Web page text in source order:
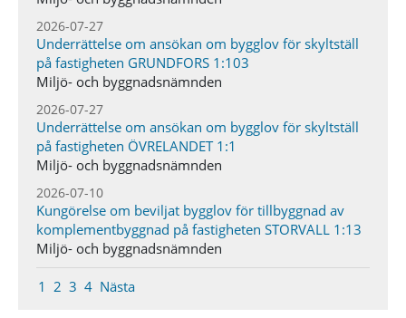
2026-07-27
Underrättelse om ansökan om bygglov för skyltställ
på fastigheten GRUNDFORS 1:103
Miljö- och byggnadsnämnden
2026-07-27
Underrättelse om ansökan om bygglov för skyltställ
på fastigheten ÖVRELANDET 1:1
Miljö- och byggnadsnämnden
2026-07-10
Kungörelse om beviljat bygglov för tillbyggnad av
komplementbyggnad på fastigheten STORVALL 1:13
Miljö- och byggnadsnämnden
1 2 3 4 Nästa